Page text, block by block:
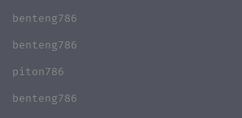
benteng786
benteng786
piton786
benteng786